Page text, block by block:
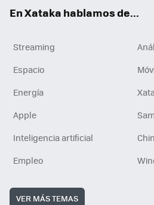
En Xataka hablamos de...
Streaming
Espacio
Energía
Apple
Inteligencia artificial
Empleo
VER MÁS TEMAS